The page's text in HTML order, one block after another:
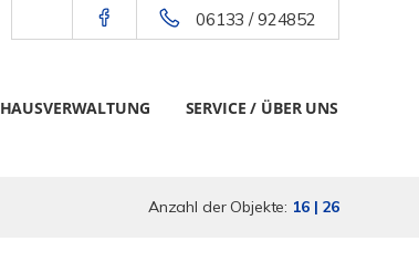
06133 / 924852
HAUSVERWALTUNG SERVICE / ÜBER UNS
Anzahl der Objekte: 16 | 26